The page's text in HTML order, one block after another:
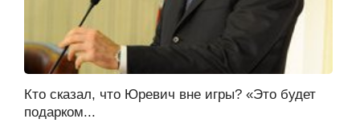
Кто сказал, что Юревич вне игры? «Это будет
подарком...